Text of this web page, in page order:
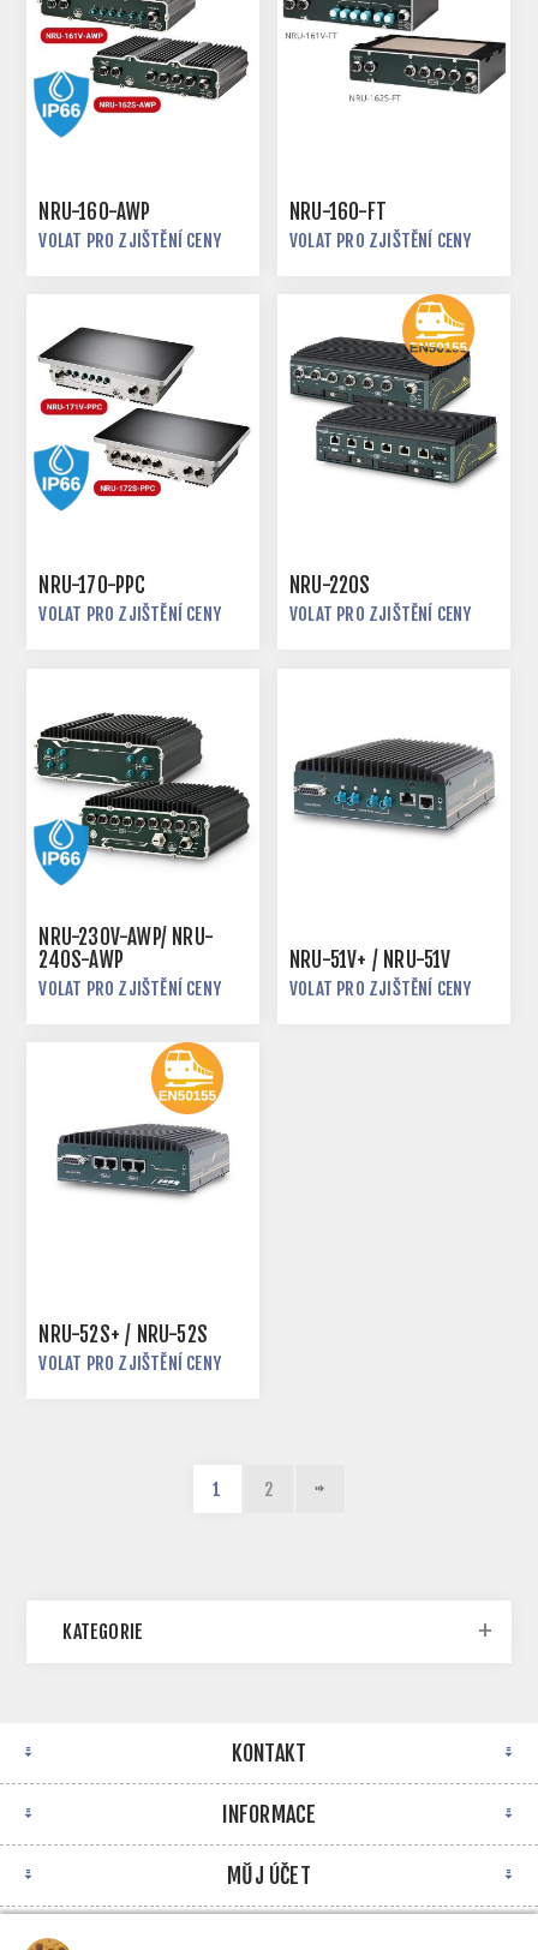
NRU-160-AWP
VOLAT PRO ZJIŠTĚNÍ CENY
NRU-160-FT
VOLAT PRO ZJIŠTĚNÍ CENY
NRU-170-PPC
VOLAT PRO ZJIŠTĚNÍ CENY
NRU-220S
VOLAT PRO ZJIŠTĚNÍ CENY
NRU-230V-AWP/ NRU-
240S-AWP
VOLAT PRO ZJIŠTĚNÍ CENY
NRU-51V+ / NRU-51V
VOLAT PRO ZJIŠTĚNÍ CENY
NRU-52S+ / NRU-52S
VOLAT PRO ZJIŠTĚNÍ CENY
1 2
KATEGORIE
KONTAKT
INFORMACE
MŮJ ÚČET